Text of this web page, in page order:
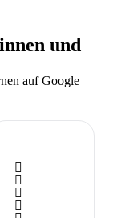
und
auf Google